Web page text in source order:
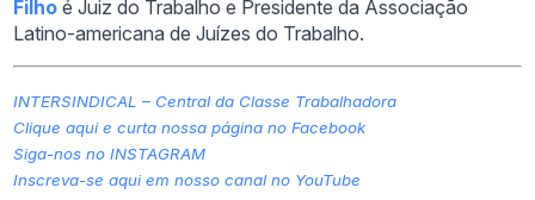
Filho é Juiz do Trabalho e Presidente da Associação
Latino-americana de Juízes do Trabalho.
INTERSINDICAL – Central da Classe Trabalhadora
Clique aqui e curta nossa página no Facebook
Siga-nos no INSTAGRAM
Inscreva-se aqui em nosso canal no YouTube